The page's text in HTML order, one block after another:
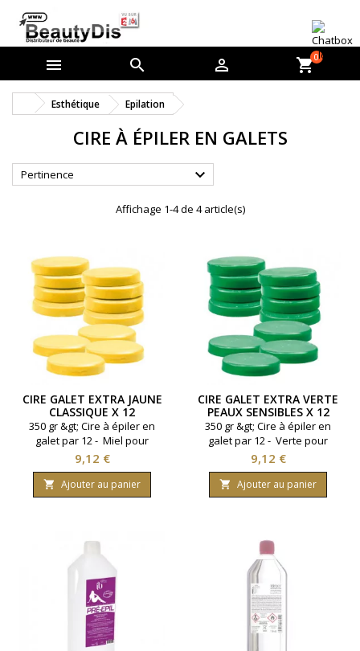
   shopping_cart0
Esthétique Epilation
CIRE À ÉPILER EN GALETS
Pertinence 
Affichage 1-4 de 4 article(s)
CIRE GALET EXTRA JAUNE
CLASSIQUE X 12
350 gr &gt; Cire à épiler en
galet par 12 - Miel pour
zones classiques
Prix
9,12 €
 Ajouter au panier
CIRE GALET EXTRA VERTE
PEAUX SENSIBLES X 12
350 gr &gt; Cire à épiler en
galet par 12 - Verte pour
peaux sensibles.
Prix
9,12 €
 Ajouter au panier